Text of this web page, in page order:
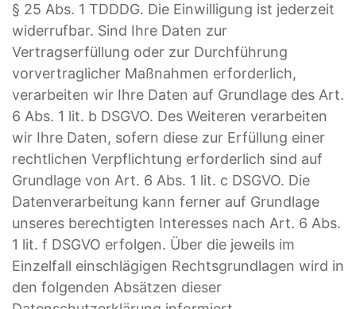
§ 25 Abs. 1 TDDDG. Die Einwilligung ist jederzeit
widerrufbar. Sind Ihre Daten zur
Vertragserfüllung oder zur Durchführung
vorvertraglicher Maßnahmen erforderlich,
verarbeiten wir Ihre Daten auf Grundlage des Art.
6 Abs. 1 lit. b DSGVO. Des Weiteren verarbeiten
wir Ihre Daten, sofern diese zur Erfüllung einer
rechtlichen Verpflichtung erforderlich sind auf
Grundlage von Art. 6 Abs. 1 lit. c DSGVO. Die
Datenverarbeitung kann ferner auf Grundlage
unseres berechtigten Interesses nach Art. 6 Abs.
1 lit. f DSGVO erfolgen. Über die jeweils im
Einzelfall einschlägigen Rechtsgrundlagen wird in
den folgenden Absätzen dieser